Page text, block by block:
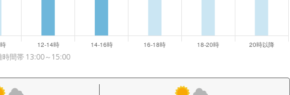
間帯 13:00～15:00